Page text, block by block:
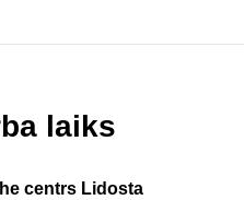
laiks
centrs Lidosta